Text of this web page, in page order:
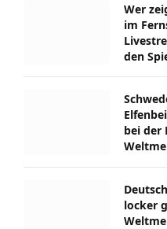
Wer
im
den
bei der
locker